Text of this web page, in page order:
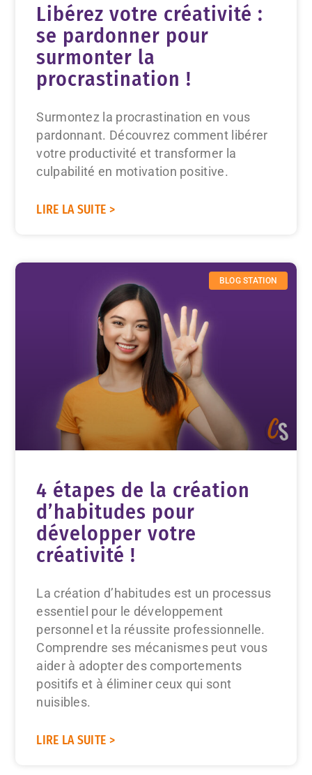
Libérez votre créativité :
se pardonner pour
surmonter la
procrastination !
Surmontez la procrastination en vous
pardonnant. Découvrez comment libérer
votre productivité et transformer la
culpabilité en motivation positive.
LIRE LA SUITE >
BLOG STATION
4 étapes de la création
d’habitudes pour
développer votre
créativité !
La création d’habitudes est un processus
essentiel pour le développement
personnel et la réussite professionnelle.
Comprendre ses mécanismes peut vous
aider à adopter des comportements
positifs et à éliminer ceux qui sont
nuisibles.
LIRE LA SUITE >